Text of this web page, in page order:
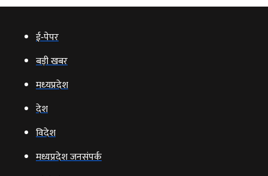
ई‑पेपर
बड़ी खबर
मध्‍यप्रदेश
देश
विदेश
मध्यप्रदेश जनसंपर्क